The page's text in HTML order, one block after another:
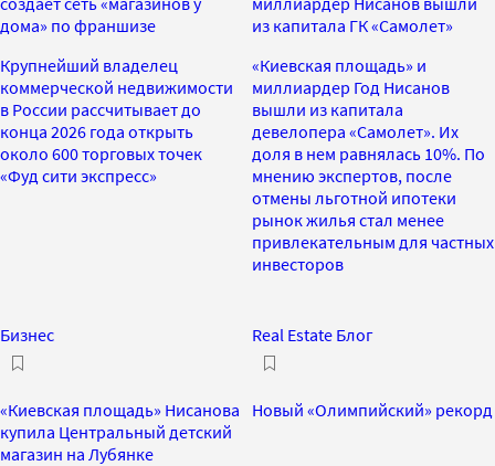
дома» по франшизе
Крупнейший владелец
коммерческой недвижимости
в России рассчитывает до
конца 2026 года открыть
около 600 торговых точек
«Фуд сити экспресс»
из капитала ГК «Самолет»
«Киевская площадь» и
миллиардер Год Нисанов
вышли из капитала
девелопера «Самолет». Их
доля в нем равнялась 10%. По
мнению экспертов, после
отмены льготной ипотеки
рынок жилья стал менее
привлекательным для частных
инвесторов
Бизнес
«Киевская площадь» Нисанова
купила Центральный детский
магазин на Лубянке
Real Estate Блог
Новый «Олимпийский» рекорд